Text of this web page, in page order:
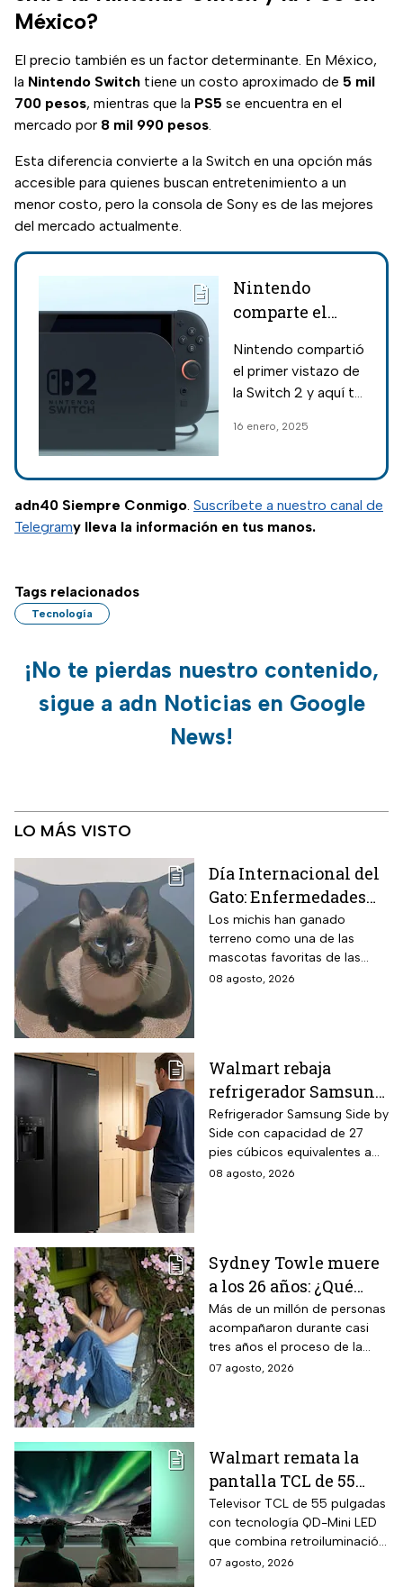
México?
El precio también es un factor determinante. En México,
la Nintendo Switch tiene un costo aproximado de 5 mil
700 pesos, mientras que la PS5 se encuentra en el
mercado por 8 mil 990 pesos.
Esta diferencia convierte a la Switch en una opción más
accesible para quienes buscan entretenimiento a un
menor costo, pero la consola de Sony es de las mejores
del mercado actualmente.
Nintendo
comparte el
de la Switch 2;
características,
precio
Nintendo compartió
el primer vistazo de
la Switch 2 y aquí te
características,
lanzamiento y
todos los detalles.
16 enero, 2025
adn40 Siempre Conmigo. Suscríbete a nuestro canal de
Telegramy lleva la información en tus manos.
Tags relacionados
Tecnología
¡No te pierdas nuestro contenido,
sigue a adn Noticias en Google
News!
LO MÁS VISTO
Día Internacional del
Gato: Enfermedades
más comunes y cómo
cuidar a estos felinos
Los michis han ganado
terreno como una de las
mascotas favoritas de las
familias mexicanas y hoy 8 de
08 agosto, 2026
Walmart rebaja
refrigerador Samsung
Side by Side 27 pies
negro para familias
con casi 40% de
descuento
Refrigerador Samsung Side by
Side con capacidad de 27
pies cúbicos equivalentes a
716 litros, tecnología
Inverter con 20 años de
garantía exclusiva,
dispensador de agua y hielo
en la puerta y fábrica de
hielos automática.
08 agosto, 2026
Sydney Towle muere
a los 26 años: ¿Qué
cáncer padecía la
estrella de TikTok?
Más de un millón de personas
acompañaron durante casi
tres años el proceso de la
creadora: tratamientos,
07 agosto, 2026
Walmart remata la
pantalla TCL de 55
pulgadas 4K QD-Mini
Led con $6,600 de
descuento en línea y
hasta 24 meses sin
Televisor TCL de 55 pulgadas
con tecnología QD-Mini LED
que combina retroiluminación
Mini LED de casi precisión
07 agosto, 2026